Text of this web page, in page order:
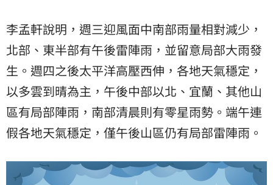
李孟軒說明，週三迎風面中南部雨量相對減少，
北部、東半部有午後雷陣雨，並留意局部大雨發
生。週四之後太平洋高壓西伸，各地天氣穩定，
以多雲到晴為主，午後中部以北、宜蘭、其他山
區有局部陣雨，南部清晨則有零星雨勢。端午連
假各地天氣穩定，僅午後山區仍有局部雷陣雨。